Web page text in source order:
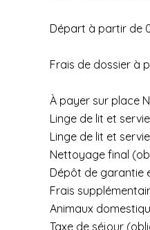
Départ à partir de
Frais de dossier à
À payer sur place
Linge de lit et
Linge de lit et
Nettoyage final
Dépôt de garantie
Frais
Animaux
Taxe de séjour